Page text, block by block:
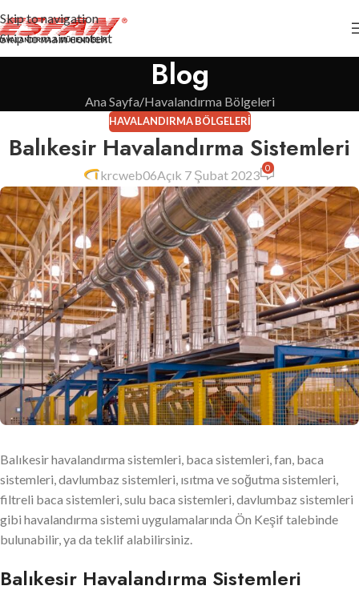
Skip to navigation
Skip to main content
Blog
Ana Sayfa Havalandırma Bölgeleri
HAVALANDIRMA BÖLGELERI
Balıkesir Havalandırma Sistemleri
krcweb06Açık 7 Şubat 2023 0
Balıkesir havalandırma sistemleri, baca sistemleri, fan, baca
sistemleri, davlumbaz sistemleri, ısıtma ve soğutma sistemleri,
filtreli baca sistemleri, sulu baca sistemleri, davlumbaz sistemleri
gibi havalandırma sistemi uygulamalarında Ön Keşif talebinde
bulunabilir, ya da teklif alabilirsiniz.
Balıkesir Havalandırma Sistemleri